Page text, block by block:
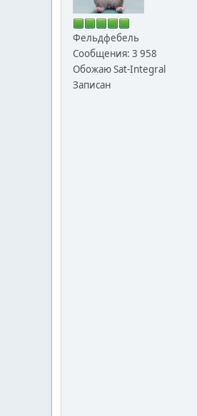
Фельдфебель
Сообщения: 3 958
Обожаю Sat-Integral
Записан